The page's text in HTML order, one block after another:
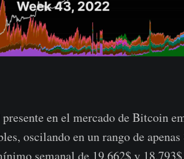
en el mercado de Bitcoin
oscilando en un rango de
semanal de 19.662$ y